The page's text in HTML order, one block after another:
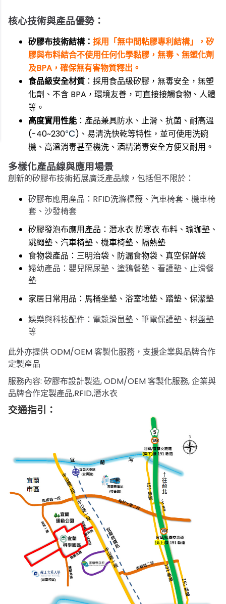
核心技術與產品優勢：
矽膠布技術結構： 採用「無中間粘膠專利結構」，矽
膠與布料結合不使用任何化學黏膠，無毒、無塑化劑
及BPA，確保無有害物質釋出。
食品級安全材質 ：採用食品級矽膠，無毒安全，無塑
化劑、不含 BPA，環境友善，可直接接觸食物、人體
等。
高度實用性能 ：產品兼具防水、止滑、抗菌、耐高溫
(-40~230°C)、易清洗快乾等特性，並可使用洗碗
機、高溫消毒甚至機洗、酒精消毒安全方便又耐用。
多樣化產品線與應用場景
創新的矽膠布技術拓展廣泛產品線，包括但不限於：
矽膠布應用產品：RFID洗滌標籤、汽車椅套、機車椅
套、沙發椅套
矽膠發泡布應用產品：潛水衣 防寒衣 布料、瑜珈墊、
跳繩墊、汽車椅墊、機車椅墊、隔熱墊
食物袋產品：三明治袋、防漏食物袋、真空保鮮袋
婦幼產品：嬰兒隔尿墊、塗鴉餐墊、看護墊、止滑餐
墊
家居日常用品：馬桶坐墊、浴室地墊、踏墊、保潔墊
娛樂與科技配件：電競滑鼠墊、筆電保護墊、棋盤墊
等
此外亦提供 ODM/OEM 客製化服務，支援企業與品牌合作
定製產品
服務內容: 矽膠布設計製造, ODM/OEM 客製化服務, 企業與
品牌合作定製產品,RFID,潛水衣
交通指引：